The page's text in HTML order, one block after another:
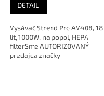
DETAIL
Vysávač Strend Pro AV408, 18
lit, 1000W, na popol, HEPA
filterSme AUTORIZOVANÝ
predajca značky